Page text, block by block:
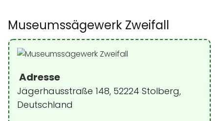
Museumssägewerk Zweifall
Adresse
Jägerhausstraße 148, 52224 Stolberg,
Deutschland